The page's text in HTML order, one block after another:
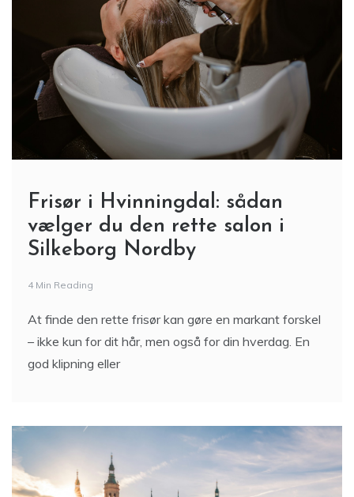
Frisør i Hvinningdal: sådan
vælger du den rette salon i
Silkeborg Nordby
4 Min Reading
At finde den rette frisør kan gøre en markant forskel
– ikke kun for dit hår, men også for din hverdag. En
god klipning eller